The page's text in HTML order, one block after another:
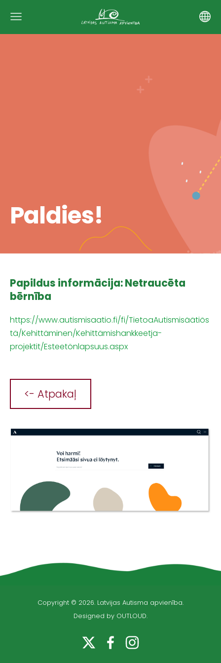
Paldies!
Papildus informācija: Netraucēta
bērnība
https://www.autismisaatio.fi/fi/TietoaAutismisäätiös
tä/Kehittäminen/Kehittämishankkeetja-
projektit/Esteetönlapsuus.aspx
<- Atpakaļ
Copyright © 2026. Latvijas Autisma apvienība.
Designed by OUTLOUD.